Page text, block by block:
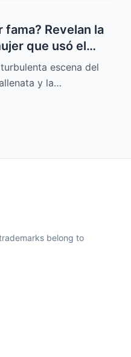
fama? Revelan la
que usó el
escena del
y la…
belong to